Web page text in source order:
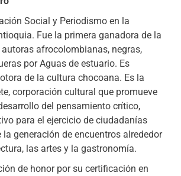
Social y Periodismo en la
Fue la primera ganadora de la
autoras afrocolombianas, negras,
por Aguas de estuario. Es
de la cultura chocoana. Es la
corporación cultural que promueve
del pensamiento crítico,
para el ejercicio de ciudadanías
generación de encuentros alrededor
las artes y la gastronomía.
de honor por su certificación en